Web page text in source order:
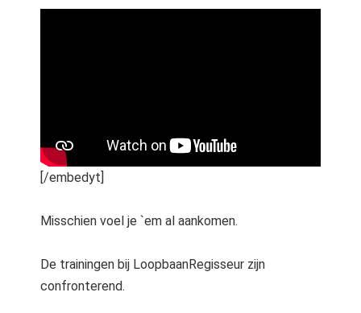
[/embedyt]
Misschien voel je `em al aankomen.
De trainingen bij LoopbaanRegisseur zijn
confronterend.